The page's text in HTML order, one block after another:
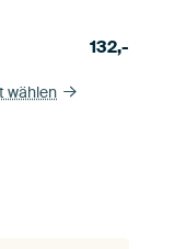
132,-
wählen